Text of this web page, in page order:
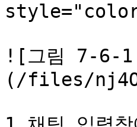
![그림 7-6-
(/files/